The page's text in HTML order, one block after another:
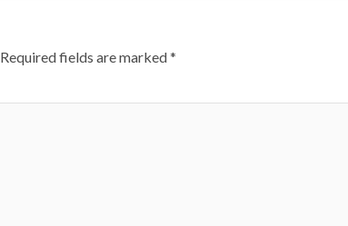
Required fields are marked*